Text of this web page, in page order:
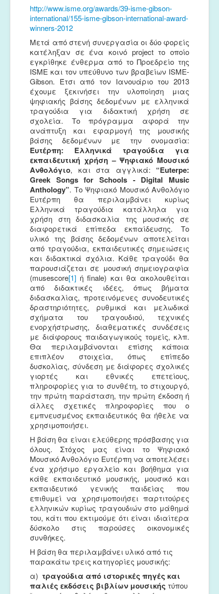
http://www.isme.org/awards/39-isme-gibson-
international/155-isme-gibson-international-award-
winners-2012
Μετά από στενή συνεργασία οι δύο φορείς
κατέληξαν σε ένα κοινό project το οποίο
εγκρίθηκε ένθερμα από το Προεδρείο της
ISME και τον υπεύθυνο των βραβείων ISME-
Gibson. Έτσι από τον Ιανουάριο του 2013
έχουμε ξεκινήσει την υλοποίηση μιας
ψηφιακής βάσης δεδομένων με ελληνικά
τραγούδια για διδακτική χρήση σε
σχολεία. Το πρόγραμμα αφορά την
ανάπτυξη και εφαρμογή της μουσικής
βάσης δεδομένων με την ονομασία:
Ευτέρπη: Ελληνικά τραγούδια για
εκπαιδευτική χρήση – Ψηφιακό Μουσικό
Ανθολόγιο, και στα αγγλικά: “Euterpe:
Greek Songs for Schools - Digital
Music
Anthology”. Το Ψηφιακό Μουσικό Ανθολόγιο
Ευτέρπη θα περιλαμβάνει κυρίως
Ελληνικά τραγούδια κατάλληλα για
χρήση στη διδασκαλία της μουσικής σε
διαφορετικά επίπεδα εκπαίδευσης. Το
υλικό της βάσης δεδομένων αποτελείται
από τραγούδια, εκπαιδευτικές σημειώσεις
και διδακτικά σχόλια. Κάθε τραγούδι θα
παρουσιάζεται σε μουσική σημειογραφία
(musescore[1] ή finale) και θα ακολουθείται
από διδακτικές ιδέες, όπως βήματα
διδασκαλίας, προτεινόμενες συνοδευτικές
δραστηριότητες, ρυθμικά και μελωδικά
σχήματα του τραγουδιού, τεχνικές
ενορχήστρωσης, διαθεματικές συνδέσεις
με διάφορους παιδαγωγικούς τομείς, κλπ.
Θα περιλαμβάνονται επίσης κάποια
επιπλέον στοιχεία, όπως επίπεδο
δυσκολίας, σύνδεση με διάφορες σχολικές
γιορτές και εθνικές επετείους,
πληροφορίες για το συνθέτη, το στιχουργό,
την πρώτη παράσταση, την πρώτη έκδοση ή
άλλες σχετικές πληροφορίες που ο
εμπνευσμένος εκπαιδευτικός θα ήθελε να
χρησιμοποιήσει.
Η βάση θα είναι ελεύθερης πρόσβασης για
όλους. Στόχος μας είναι το Ψηφιακό
Μουσικό Ανθολόγιο Ευτέρπη να αποτελέσει
ένα χρήσιμο εργαλείο και βοήθημα για
κάθε εκπαιδευτικό μουσικής, μουσικό και
εκπαιδευτικό γενικής παιδείας που
επιθυμεί να χρησιμοποιήσει παρτιτούρες
ελληνικών κυρίως τραγουδιών στο μάθημά
του, κάτι που εκτιμούμε ότι είναι ιδιαίτερα
δύσκολο στις παρούσες οικονομικές
συνθήκες.
Η βάση θα περιλαμβάνει υλικό από τις
παρακάτω τρεις κατηγορίες μουσικής:
α) τραγούδια από ιστορικές πηγές και
παλιές εκδόσεις βιβλίων μουσικής τύπου